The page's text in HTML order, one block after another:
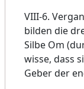
VIII-6.
bilden die
Silbe Om
wisse, dass
Geber der